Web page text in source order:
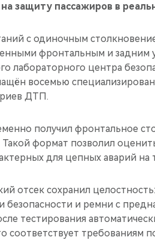
защиту пассажиров в
с одиночным
фронтальным и задним
лабораторного центра
восемью
ДТП.
получил фронтальное
Такой формат позволил
для цепных аварий на
отсек сохранил
и ремни с
тестирования
соответствует требованиям